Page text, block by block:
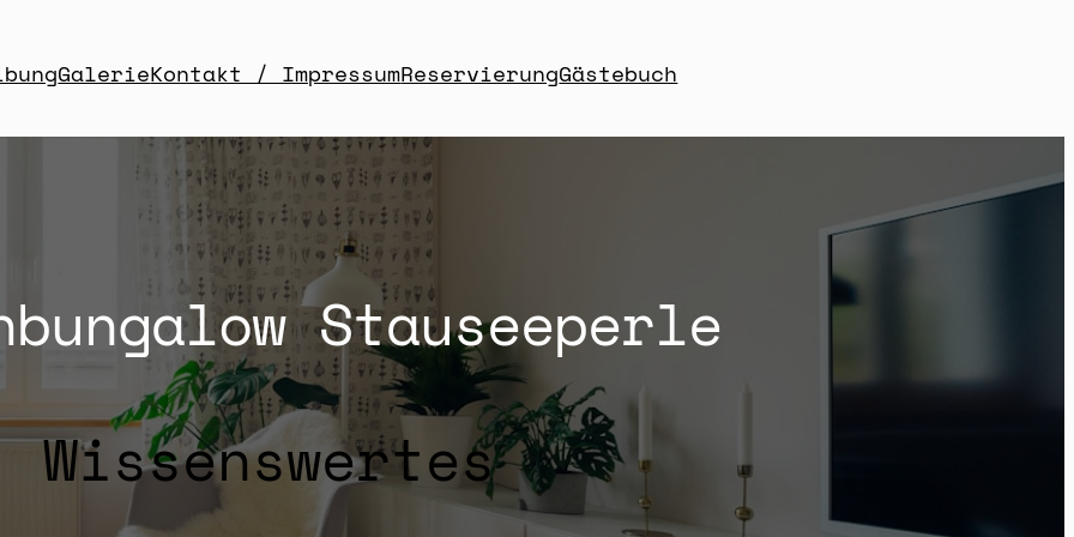
GalerieKontakt / ImpressumReservierungGästebuch
Stauseeperle
Wissenswertes